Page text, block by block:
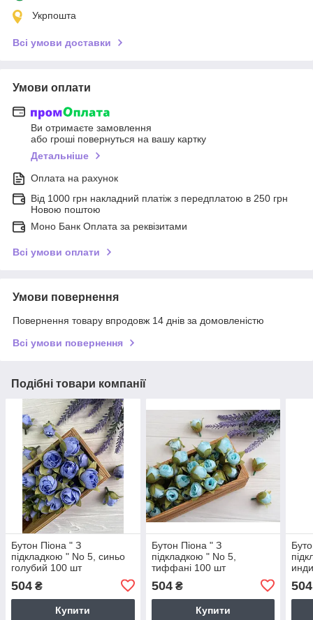
Укрпошта
Всі умови доставки
Умови оплати
Ви отримаєте замовлення
або гроші повернуться на вашу картку
Детальніше
Оплата на рахунок
Від 1000 грн накладний платіж з передплатою в 250 грн
Новою поштою
Моно Банк Оплата за реквізитами
Всі умови оплати
Умови повернення
Повернення товару впродовж 14 днів за домовленістю
Всі умови повернення
Подібні товари компанії
Бутон Піона " З
підкладкою " No 5, синьо
голубий 100 шт
504 ₴
Купити
Бутон Піона " З
підкладкою " No 5,
тиффані 100 шт
504₴
Купити
504